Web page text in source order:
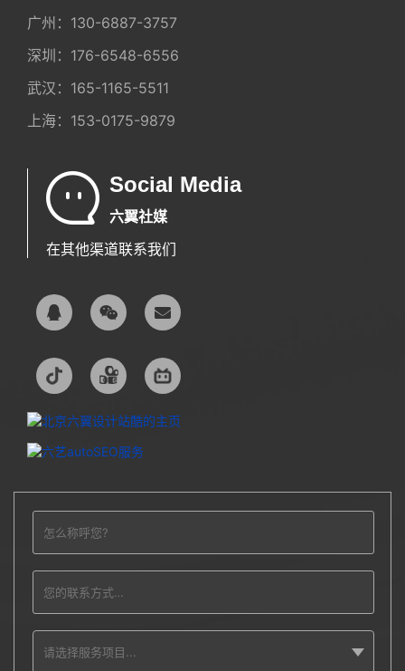
广州： 130-6887-3757
深圳： 176-6548-6556
武汉： 165-1165-5511
上海： 153-0175-9879
Social Media
六翼社媒
在其他渠道联系我们